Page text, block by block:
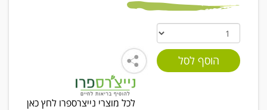
לכל מוצרי נייצרספרו לחץ כאן